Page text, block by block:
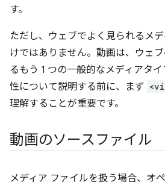
す。
ただし、ウェブでよく見られるメ
けではありません。動画は、ウェ
るもう 1 つの一般的なメディアタ
性について説明する前に、まず
理解することが重要です。
動画のソースファイル
メディア ファイルを扱う場合、オ